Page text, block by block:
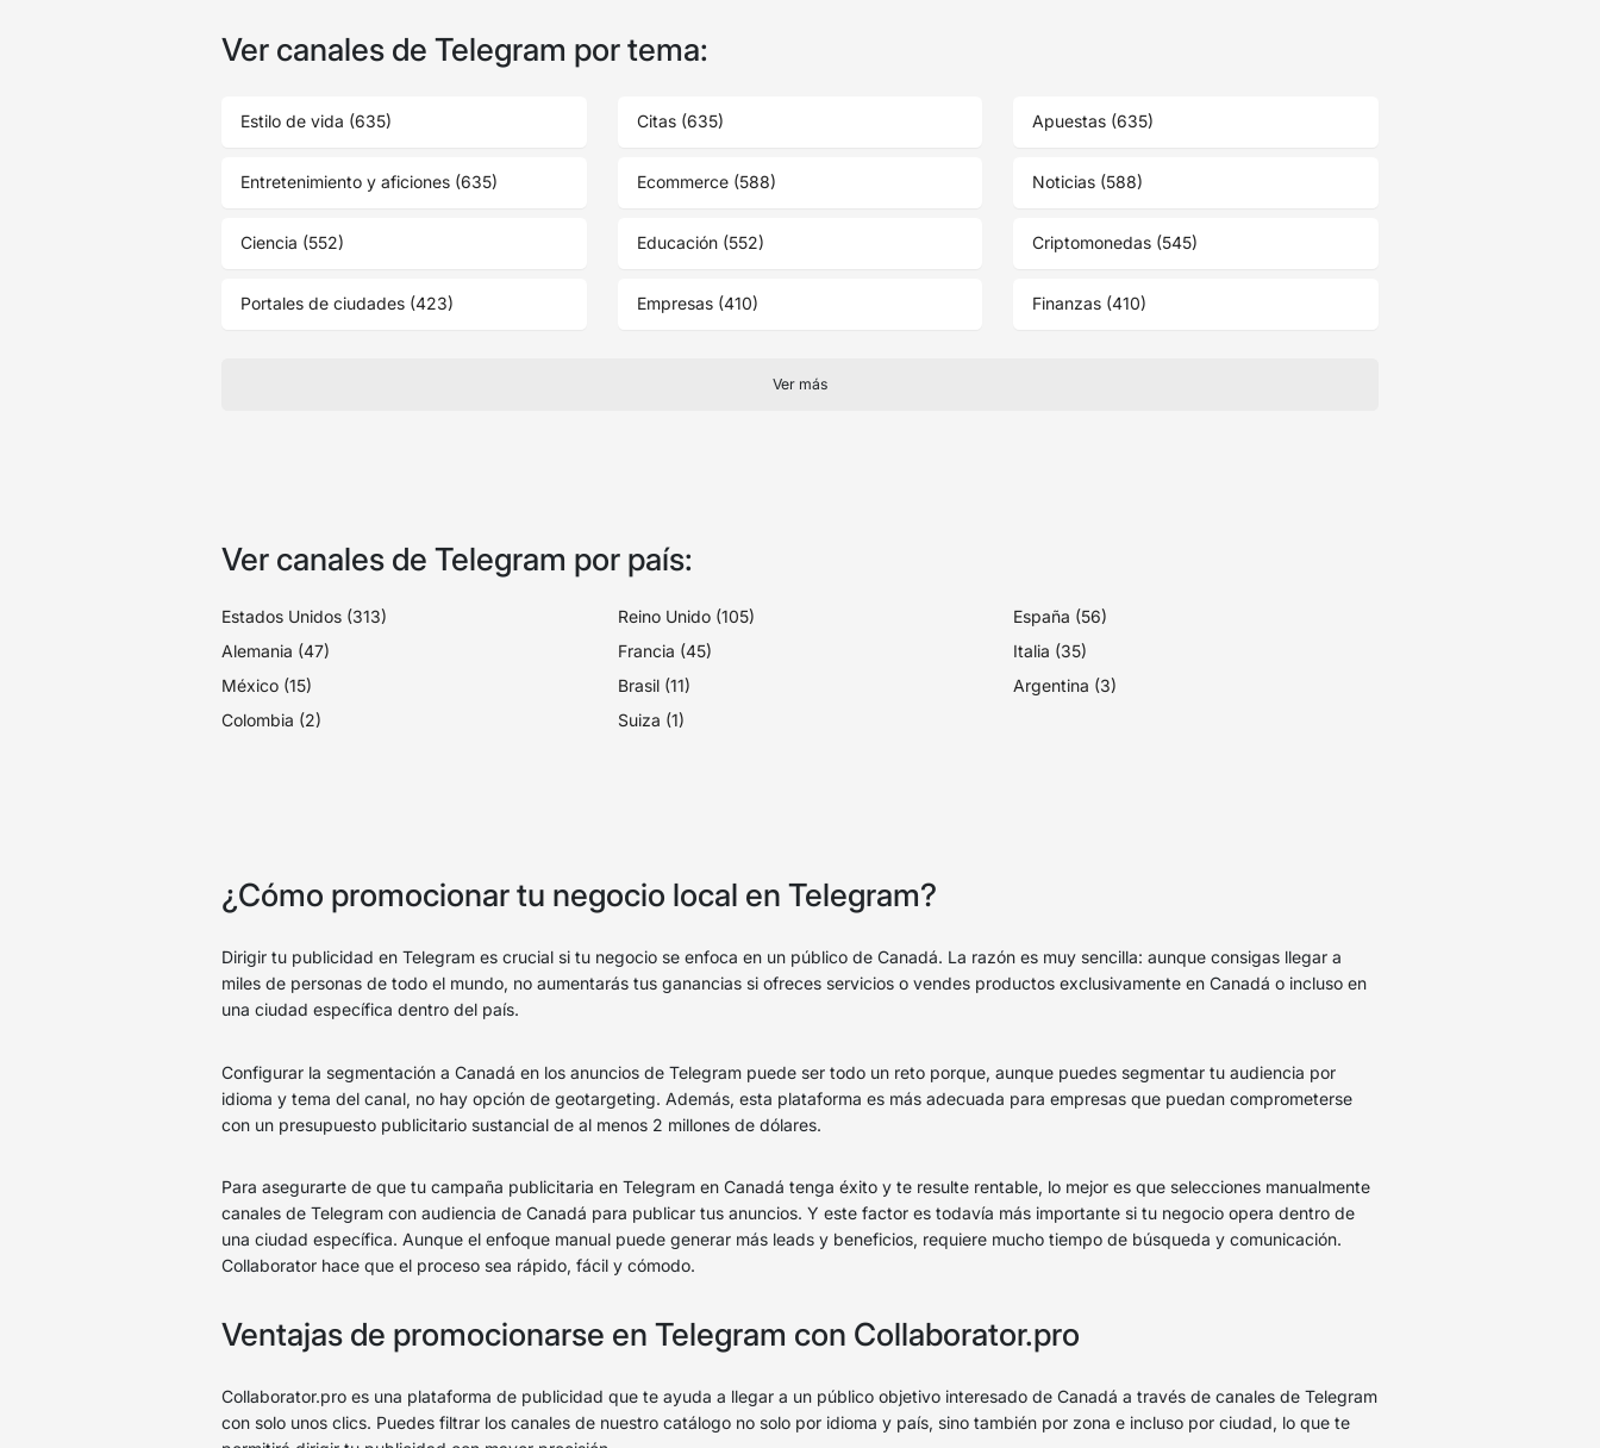
Ver canales de Telegram por tema:
Estilo de vida (635) Citas (635) Apuestas (635)
Entretenimiento y aficiones (635) Ecommerce (588) Noticias (588)
Ciencia (552) Educación (552) Criptomonedas (545)
Portales de ciudades (423) Empresas (410) Finanzas (410)
Ver más
Ver canales de Telegram por país:
Estados Unidos (313) Reino Unido (105)
España (56)
Alemania (47)
Francia (45)
Italia (35)
México (15)
Brasil (11)
Argentina (3)
Colombia (2)
Suiza (1)
¿Cómo promocionar tu negocio local en Telegram?
Dirigir tu publicidad en Telegram es crucial si tu negocio se enfoca en un público de Canadá. La razón es muy sencilla: aunque consigas llegar a
miles de personas de todo el mundo, no aumentarás tus ganancias si ofreces servicios o vendes productos exclusivamente en Canadá o incluso en
una ciudad específica dentro del país.
Configurar la segmentación a Canadá en los anuncios de Telegram puede ser todo un reto porque, aunque puedes segmentar tu audiencia por
idioma y tema del canal, no hay opción de geotargeting. Además, esta plataforma es más adecuada para empresas que puedan comprometerse
con un presupuesto publicitario sustancial de al menos 2 millones de dólares.
Para asegurarte de que tu campaña publicitaria en Telegram en Canadá tenga éxito y te resulte rentable, lo mejor es que selecciones manualmente
canales de Telegram con audiencia de Canadá para publicar tus anuncios. Y este factor es todavía más importante si tu negocio opera dentro de
una ciudad específica. Aunque el enfoque manual puede generar más leads y beneficios, requiere mucho tiempo de búsqueda y comunicación.
Collaborator hace que el proceso sea rápido, fácil y cómodo.
Ventajas de promocionarse en Telegram con Collaborator.pro
Collaborator.pro es una plataforma de publicidad que te ayuda a llegar a un público objetivo interesado de Canadá a través de canales de Telegram
con solo unos clics. Puedes filtrar los canales de nuestro catálogo no solo por idioma y país, sino también por zona e incluso por ciudad, lo que te